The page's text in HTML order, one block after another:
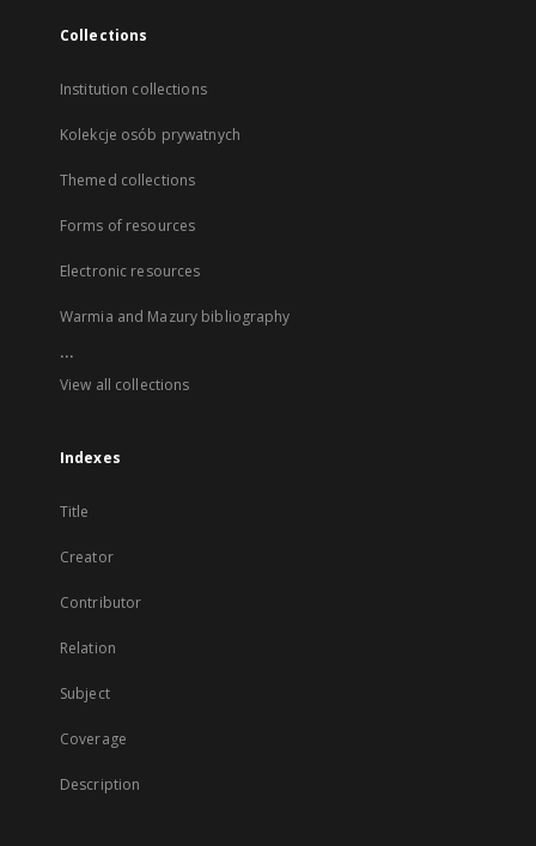
Collections
Institution collections
Kolekcje osób prywatnych
Themed collections
Forms of resources
Electronic resources
Warmia and Mazury bibliography
...
View all collections
Indexes
Title
Creator
Contributor
Relation
Subject
Coverage
Description